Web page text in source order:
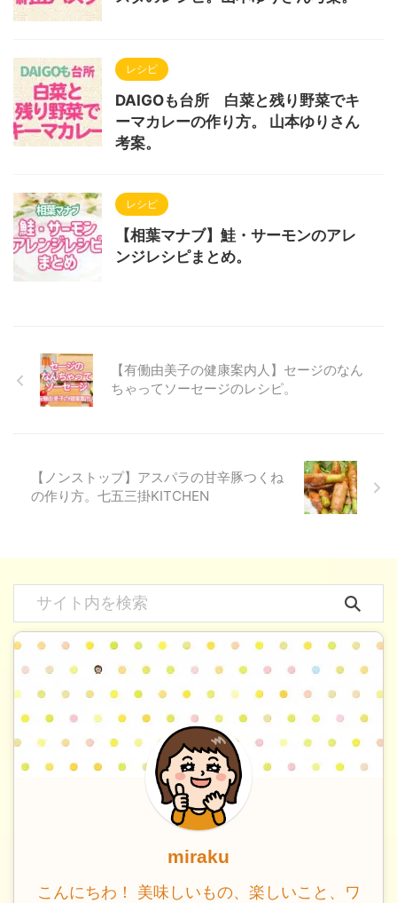
レシピ
DAIGOも台所 白菜と残り野菜でキ
ーマカレーの作り方。 山本ゆりさん
考案。
レシピ
【相葉マナブ】鮭・サーモンのアレ
ンジレシピまとめ。
【有働由美子の健康案内人】セージのなん
ちゃってソーセージのレシピ。
【ノンストップ】アスパラの甘辛豚つくね
の作り方。七五三掛KITCHEN
miraku
こんにちわ！ 美味しいもの、楽しいこと、ワ